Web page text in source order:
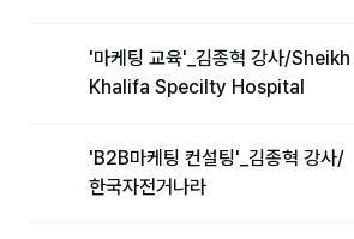
미팅·보고'마케팅 교육'_김종혁 강사/Sheikh
Khalifa Specilty Hospital
'B2B마케팅 컨설팅'_김종혁 강사/
한국자전거나라